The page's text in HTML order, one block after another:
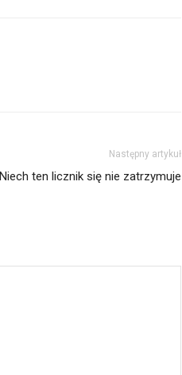
Następny artykuł
Niech ten licznik się nie zatrzymuje